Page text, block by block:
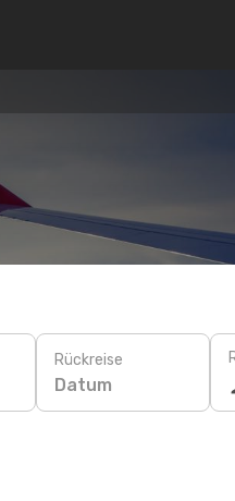
Rückreise
Datum